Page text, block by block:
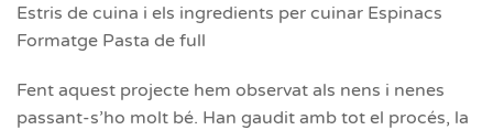
Estris de cuina i els ingredients per cuinar Espinacs
Formatge Pasta de full
Fent aquest projecte hem observat als nens i nenes
passant-s’ho molt bé. Han gaudit amb tot el procés, la